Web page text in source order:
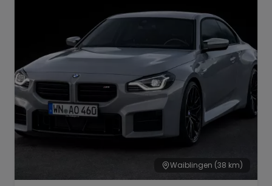
Waiblingen (38 km)